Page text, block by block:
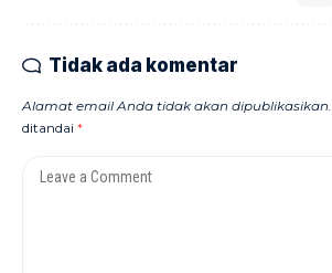
Tidak ada komentar
Alamat email Anda tidak akan dipublikasikan.
ditandai *